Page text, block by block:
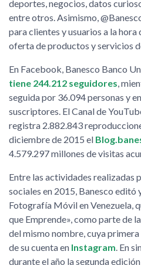
deportes, negocios, datos
entre otros. Asimismo,
para clientes y usuarios a la
oferta de productos y servicios
En Facebook, Banesco Banco
tiene 244.212 seguidores ,
seguida por 36.094 personas y
suscriptores. El Canal de
registra 2.882.843
diciembre de 2015 el
4.579.297 millones de visitas
Entre las actividades realizadas
sociales en 2015, Banesco
Fotografía Móvil en Venezuela,
que Emprende», como parte de
del mismo nombre, cuya
de su cuenta en Instagram . En
durante el año la segunda